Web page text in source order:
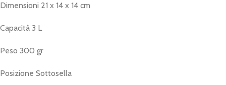
Dimensioni 21 x 14 x 14 cm
Capacità 3 L
Peso 300 gr
Posizione Sottosella